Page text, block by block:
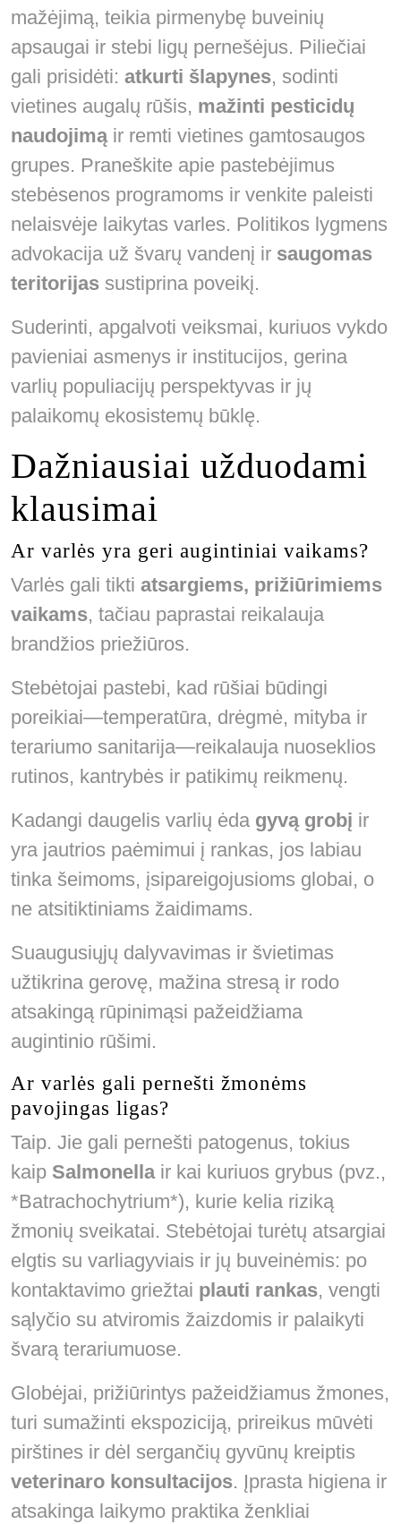
mažėjimą, teikia pirmenybę buveinių
apsaugai ir stebi ligų pernešėjus. Piliečiai
gali prisidėti: atkurti šlapynes, sodinti
vietines augalų rūšis, mažinti pesticidų
naudojimąir remti vietines gamtosaugos
grupes. Praneškite apie pastebėjimus
stebėsenos programoms ir venkite paleisti
nelaisvėje laikytas varles. Politikos lygmens
advokacija už švarų vandenį ir saugomas
teritorijas sustiprina poveikį.
Suderinti, apgalvoti veiksmai, kuriuos vykdo
pavieniai asmenys ir institucijos, gerina
varlių populiacijų perspektyvas ir jų
palaikomų ekosistemų būklę.
Dažniausiai užduodami
klausimai
Ar varlės yra geri augintiniai vaikams?
Varlės gali tikti atsargiems, prižiūrimiems
vaikams, tačiau paprastai reikalauja
brandžios priežiūros.
Stebėtojai pastebi, kad rūšiai būdingi
poreikiai—temperatūra, drėgmė, mityba ir
terariumo sanitarija—reikalauja nuoseklios
rutinos, kantrybės ir patikimų reikmenų.
Kadangi daugelis varlių ėda gyvą grobį ir
yra jautrios paėmimui į rankas, jos labiau
tinka šeimoms, įsipareigojusioms globai, o
ne atsitiktiniams žaidimams.
Suaugusiųjų dalyvavimas ir švietimas
užtikrina gerovę, mažina stresą ir rodo
atsakingą rūpinimąsi pažeidžiama
augintinio rūšimi.
Ar varlės gali pernešti žmonėms
pavojingas ligas?
Taip. Jie gali pernešti patogenus, tokius
kaip Salmonellair kai kuriuos grybus (pvz.,
*Batrachochytrium*), kurie kelia riziką
žmonių sveikatai. Stebėtojai turėtų atsargiai
elgtis su varliagyviais ir jų buveinėmis: po
kontaktavimo griežtai plauti rankas, vengti
sąlyčio su atviromis žaizdomis ir palaikyti
švarą terariumuose.
Globėjai, prižiūrintys pažeidžiamus žmones,
turi sumažinti ekspoziciją, prireikus mūvėti
pirštines ir dėl sergančių gyvūnų kreiptis
veterinaro konsultacijos. Įprasta higiena ir
atsakinga laikymo praktika ženkliai